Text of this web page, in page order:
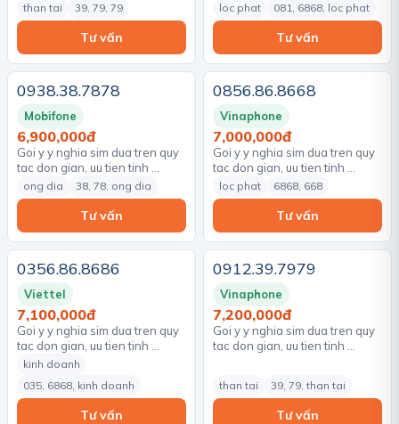
than tai 39, 79, 79
Tư vấn
loc phat 081, 6868, loc phat
Tư vấn
0938.38.7878
Mobifone
6,900,000đ
Goi y y nghia sim dua tren quy
tac don gian, uu tien tinh …
ong dia 38, 78, ong dia
Tư vấn
0856.86.8668
Vinaphone
7,000,000đ
Goi y y nghia sim dua tren quy
tac don gian, uu tien tinh …
loc phat 6868, 668
Tư vấn
0356.86.8686
Viettel
7,100,000đ
Goi y y nghia sim dua tren quy
tac don gian, uu tien tinh …
kinh doanh
035, 6868, kinh doanh
Tư vấn
0912.39.7979
Vinaphone
7,200,000đ
Goi y y nghia sim dua tren quy
tac don gian, uu tien tinh …
than tai 39, 79, than tai
Tư vấn